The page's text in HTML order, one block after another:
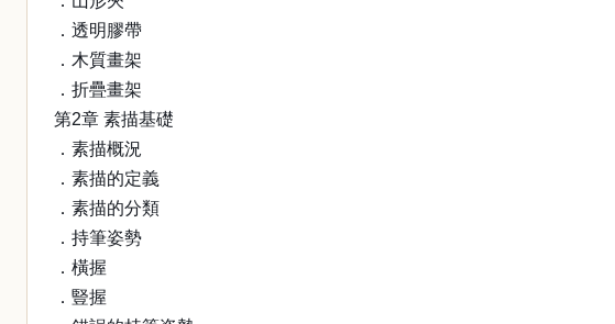
．透明膠帶
．木質畫架
．折疊畫架
第2章 素描基礎
．素描概況
．素描的定義
．素描的分類
．持筆姿勢
．橫握
．豎握